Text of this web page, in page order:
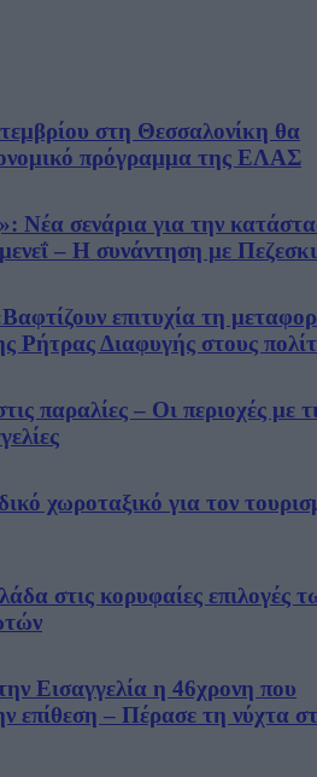
στη Θεσσαλονίκη θα
πρόγραμμα της ΕΛΑΣ
Νέα σενάρια για την
– Η συνάντηση με
επιτυχία τη
Ρήτρας Διαφυγής στους
παραλίες – Οι περιοχές με
χωροταξικό για τον
στις κορυφαίες επιλογές
Εισαγγελία η 46χρονη που
επίθεση – Πέρασε τη νύχτα